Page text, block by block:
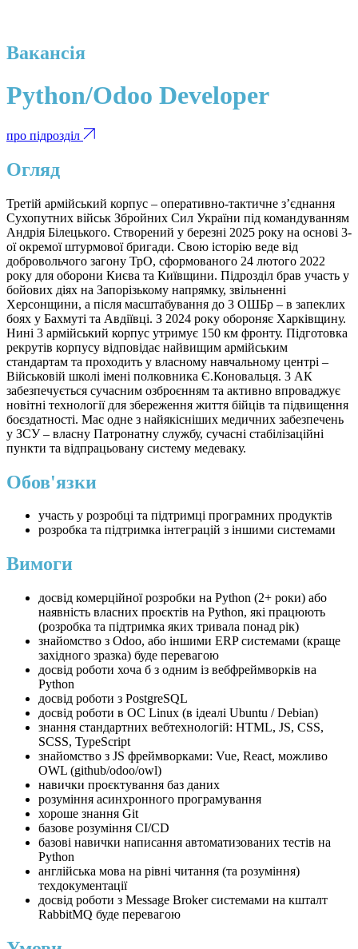
Вакансія
Python/Odoo Developer
про підрозділ
Огляд
Третій армійський корпус – оперативно-тактичне з’єднання
Сухопутних військ Збройних Сил України під командуванням
Андрія Білецького. Створений у березні 2025 року на основі 3-
ої окремої штурмової бригади. Свою історію веде від
добровольчого загону ТрО, сформованого 24 лютого 2022
року для оборони Києва та Київщини. Підрозділ брав участь у
бойових діях на Запорізькому напрямку, звільненні
Херсонщини, а після масштабування до 3 ОШБр – в запеклих
боях у Бахмуті та Авдіївці. З 2024 року обороняє Харківщину.
Нині 3 армійський корпус утримує 150 км фронту. Підготовка
рекрутів корпусу відповідає найвищим армійським
стандартам та проходить у власному навчальному центрі –
Військовій школі імені полковника Є.Коновальця. 3 АК
забезпечується сучасним озброєнням та активно впроваджує
новітні технології для збереження життя бійців та підвищення
боєздатності. Має одне з найякісніших медичних забезпечень
у ЗСУ – власну Патронатну службу, сучасні стабілізаційні
пункти та відпрацьовану систему медеваку.
Обов'язки
участь у розробці та підтримці програмних продуктів
розробка та підтримка інтеграцій з іншими системами
Вимоги
⁠досвід комерційної розробки на Python (2+ роки) або
наявність власних проєктів на Python, які працюють
(розробка та підтримка яких тривала понад рік)
знайомство з Odoo, або іншими ERP системами (краще
західного зразка) буде перевагою
⁠досвід роботи хоча б з одним із вебфреймворків на
Python
⁠досвід роботи з PostgreSQL
⁠досвід роботи в ОС Linux (в ідеалі Ubuntu / Debian)
знання стандартних вебтехнологій: HTML, JS, CSS,
SCSS, TypeScript
⁠знайомство з JS фреймворками: Vue, React, можливо
OWL (github/odoo/owl)
⁠навички проєктування баз даних
⁠розуміння асинхронного програмування
⁠хороше знання Git
⁠базове розуміння CI/CD
⁠базові навички написання автоматизованих тестів на
Python
⁠англійська мова на рівні читання (та розуміння)
техдокументації
⁠досвід роботи з Message Broker системами на кшталт
RabbitMQ буде перевагою